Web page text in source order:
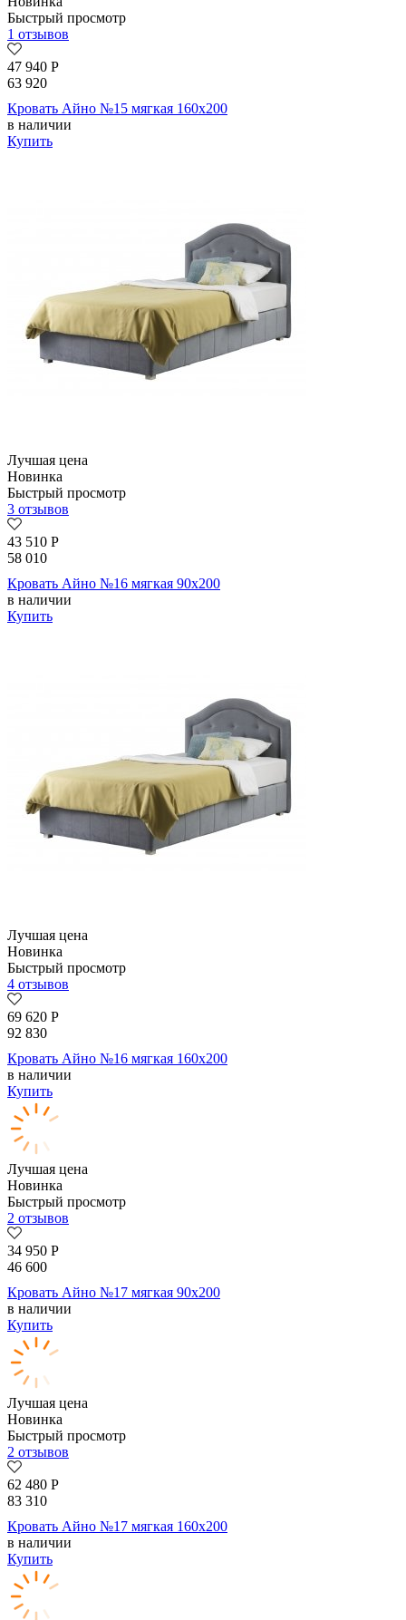
Быстрый просмотр
1 отзывов
47 940 Р
63 920
Кровать Айно №15 мягкая 160х200
в наличии
Купить
Лучшая цена
Новинка
Быстрый просмотр
3 отзывов
43 510 Р
58 010
Кровать Айно №16 мягкая 90х200
в наличии
Купить
Лучшая цена
Новинка
Быстрый просмотр
4 отзывов
69 620 Р
92 830
Кровать Айно №16 мягкая 160х200
в наличии
Купить
Лучшая цена
Новинка
Быстрый просмотр
2 отзывов
34 950 Р
46 600
Кровать Айно №17 мягкая 90х200
в наличии
Купить
Лучшая цена
Новинка
Быстрый просмотр
2 отзывов
62 480 Р
83 310
Кровать Айно №17 мягкая 160х200
в наличии
Купить